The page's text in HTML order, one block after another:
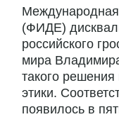
(ФИДЕ)
российского
мира
такого
этики.
появилось в